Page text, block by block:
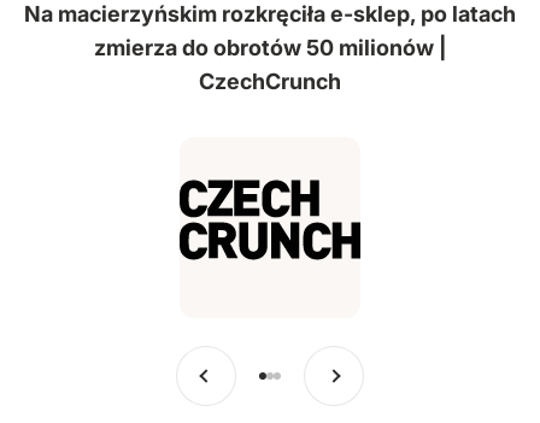
Na macierzyńskim rozkręciła e-sklep, po latach
zmierza do obrotów 50 milionów |
CzechCrunch
Poprzedni
Przejdź do pozycji 1
Przejdź do pozycji 2
Przejdź do pozycji 3